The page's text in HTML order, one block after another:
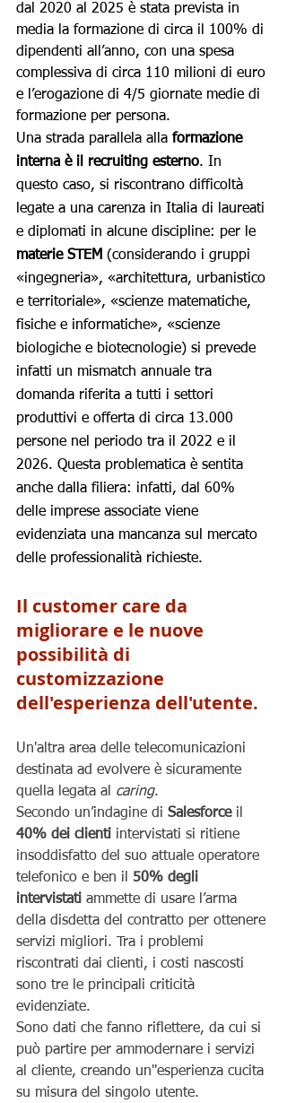
dal 2020 al 2025 è stata prevista in
media la formazione di circa il 100% di
dipendenti all’anno, con una spesa
complessiva di circa 110 milioni di euro
e l’erogazione di 4/5 giornate medie di
formazione per persona.
Una strada parallela alla formazione
interna è il recruiting esterno. In
questo caso, si riscontrano difficoltà
legate a una carenza in Italia di laureati
e diplomati in alcune discipline: per le
materie STEM (considerando i gruppi
«ingegneria», «architettura, urbanistico
e territoriale», «scienze matematiche,
fisiche e informatiche», «scienze
biologiche e biotecnologie) si prevede
infatti un mismatch annuale tra
domanda riferita a tutti i settori
produttivi e offerta di circa 13.000
persone nel periodo tra il 2022 e il
2026. Questa problematica è sentita
anche dalla filiera: infatti, dal 60%
delle imprese associate viene
evidenziata una mancanza sul mercato
delle professionalità richieste.
Il customer care da
migliorare e le nuove
possibilità di
customizzazione
dell'esperienza dell'utente.
Un'altra area delle telecomunicazioni
destinata ad evolvere è sicuramente
quella legata al caring.
Secondo un’indagine di Salesforce il
40% dei clienti intervistati si ritiene
insoddisfatto del suo attuale operatore
telefonico e ben il 50% degli
intervistati ammette di usare l’arma
della disdetta del contratto per ottenere
servizi migliori. Tra i problemi
riscontrati dai clienti, i costi nascosti
sono tre le principali criticità
evidenziate.
Sono dati che fanno riflettere, da cui si
può partire per ammodernare i servizi
al cliente, creando un''esperienza cucita
su misura del singolo utente.